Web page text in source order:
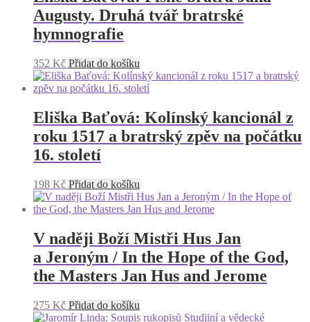
Augusty. Druhá tvář bratrské
hymnografie
352 Kč Přidat do košíku
Eliška Baťová: Kolínský kancionál z
roku 1517 a bratrský zpěv na počátku
16. století
198 Kč Přidat do košíku
V naději Boží Mistři Hus Jan
a Jeroným / In the Hope of the God,
the Masters Jan Hus and Jerome
275 Kč Přidat do košíku